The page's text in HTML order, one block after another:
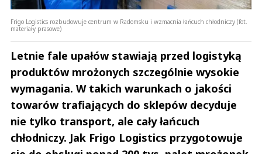
Frigo Logistics rozbudowuje centrum w Radomsku i wzmacnia łańcuch chłodniczy (fot.
materiały prasowe)
Letnie fale upałów stawiają przed logistyką
produktów mrożonych szczególnie wysokie
wymagania. W takich warunkach o jakości
towarów trafiających do sklepów decyduje
nie tylko transport, ale cały łańcuch
chłodniczy. Jak Frigo Logistics przygotowuje